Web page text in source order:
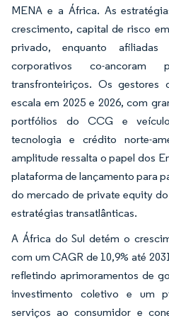
MENA e a África. As
crescimento, capital de risco
privado, enquanto afiliadas
corporativos co-ancoram
transfronteiriços. Os gestores
escala em 2025 e 2026, com
portfólios do CCG e
tecnologia e crédito norte-
amplitude ressalta o papel dos
plataforma de lançamento para
do mercado de private equity
estratégias transatlânticas.
A África do Sul detém o
com um CAGR de 10,9% até
refletindo aprimoramentos de
investimento coletivo e um
serviços ao consumidor e